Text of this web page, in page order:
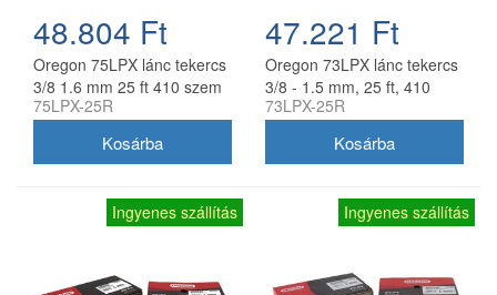
48.804 Ft
Oregon 75LPX lánc tekercs
3/8 1.6 mm 25 ft 410 szem
75LPX-25R
47.221 Ft
Oregon 73LPX lánc tekercs
3/8 - 1.5 mm, 25 ft, 410
szem
73LPX-25R
Ingyenes szállítás Ingyenes szállítás